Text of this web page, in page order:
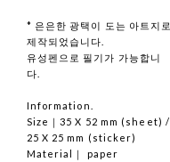
* 은은한 광택이 도는 아트지로
제작되었습니다.
유성펜으로 필기가 가능합니
다.
Information.
Size｜35 X 52 mm (sheet) /
25 X 25 mm (sticker)
Material｜ paper